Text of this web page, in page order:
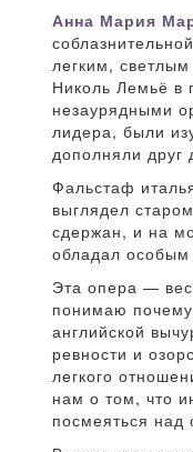
Анна Мария
легким,
Николь Лемьё в
незаурядными
лидера, были
дополняли друг
Фальстаф
выглядел
сдержан, и на
обладал
Эта опера —
понимаю
английской
ревности и
легкого
нам о том, что
посмеяться над